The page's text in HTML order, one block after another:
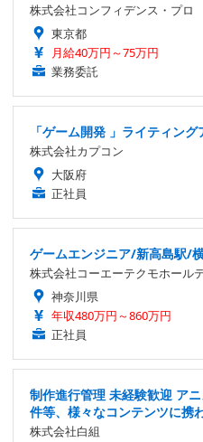
株式会社コンフィデンス・プロ
東京都
月給40万円～75万円
業務委託
「ゲーム開発 」ライティング
株式会社カプコン
大阪府
正社員
ゲームエンジニア/新高島駅/
株式会社コーエーテクモホール
神奈川県
年収480万円～860万円
正社員
制作進行管理 未経験歓迎 ア
件等、様々なコンテンツに携
株式会社白組